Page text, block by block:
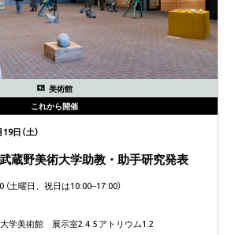
美術館
これから開催
日（土）
蔵野美術大学助教・助手研究発表
（土曜日、祝日は10:00‒17:00）
学美術館 展示室2.4.5 アトリウム1.2